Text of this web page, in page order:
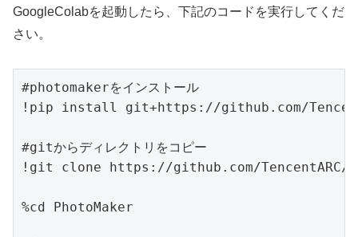
GoogleColabを起動したら、下記のコードを実行してくだ
さい。
#photomakerをインストール
!pip install git+https://github.com/
#gitからディレクトリをコピー
!git clone https://github.com/TencentARC/
%cd PhotoMaker